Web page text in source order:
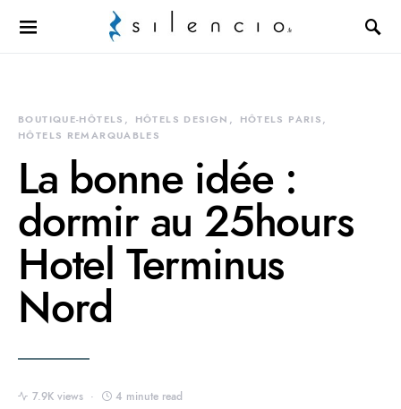
Search for:
BOUTIQUE-HÔTELS HÔTELS DESIGN
HÔTELS PARIS
HÔTELS REMARQUABLES
La bonne idée :
dormir au 25hours
Hotel Terminus
Nord
7.9K views 4 minute read